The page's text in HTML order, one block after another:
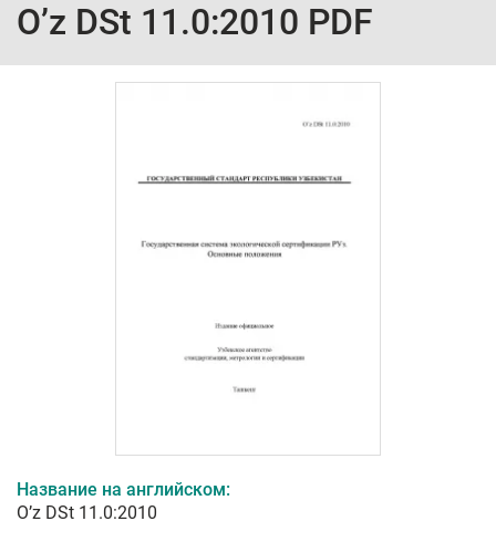
O’z DSt 11.0:2010 PDF
Название на английском:
O’z DSt 11.0:2010